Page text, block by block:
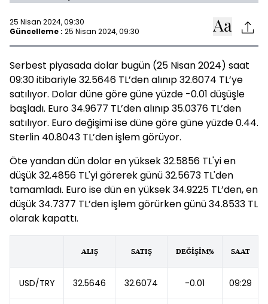
25 Nisan 2024, 09:30
Güncelleme : 25 Nisan 2024, 09:30
Serbest piyasada dolar bugün (25 Nisan 2024) saat
09:30 itibariyle 32.5646 TL’den alınıp 32.6074 TL’ye
satılıyor. Dolar düne göre güne yüzde -0.01 düşüşle
başladı. Euro 34.9677 TL’den alınıp 35.0376 TL’den
satılıyor. Euro değişimi ise düne göre güne yüzde 0.44.
Sterlin 40.8043 TL’den işlem görüyor.
Öte yandan dün dolar en yüksek 32.5856 TL'yi en
düşük 32.4856 TL'yi görerek günü 32.5673 TL'den
tamamladı. Euro ise dün en yüksek 34.9225 TL’den, en
düşük 34.7377 TL’den işlem görürken günü 34.8533 TL
olarak kapattı.
ALIŞ SATIŞ DEĞİŞİM% SAAT
USD/TRY 32.5646 32.6074 -0.01 09:29